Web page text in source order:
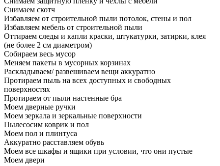
Снимаем скотч
Избавляем от строительной пыли потолок, стены и пол
Избавляем мебель от строительной пыли
Оттираем следы и капли краски, штукатурки, затирки, клея
(не более 2 см диаметром)
Собираем весь мусор
Меняем пакеты в мусорных корзинах
Раскладываем/ развешиваем вещи аккуратно
Протираем пыль на всех доступных и свободных
поверхностях
Протираем от пыли настенные бра
Моем дверные ручки
Моем зеркала и зеркальные поверхности
Пылесосим коврик и пол
Моем пол и плинтуса
Аккуратно расставляем обувь
Моем все шкафы и ящики при условии, что они пустые
Моем двери